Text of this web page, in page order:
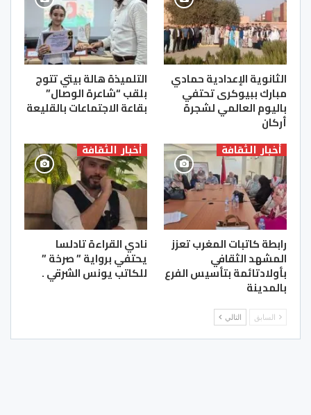
الثانوية الإعدادية حمادي
مبارك ببيوكرى تحتفي
باليوم العالمي لشجرة
أركان
التلميذة هالة بيتي تتوج
بلقب “شاعرة الوصال”
بقاعة الاجتماعات بالقليعة
أخبار الثقافة
رابطة كاتبات المغرب تعزز
المشهد الثقافي
بأولادتائمة بتأسيس الفرع
بالمدينة
أخبار الثقافة
نادي القراءة تادلسا
يحتفي برواية ” صرخة ”
للكاتب يونس الشرقي .
السابق التالي